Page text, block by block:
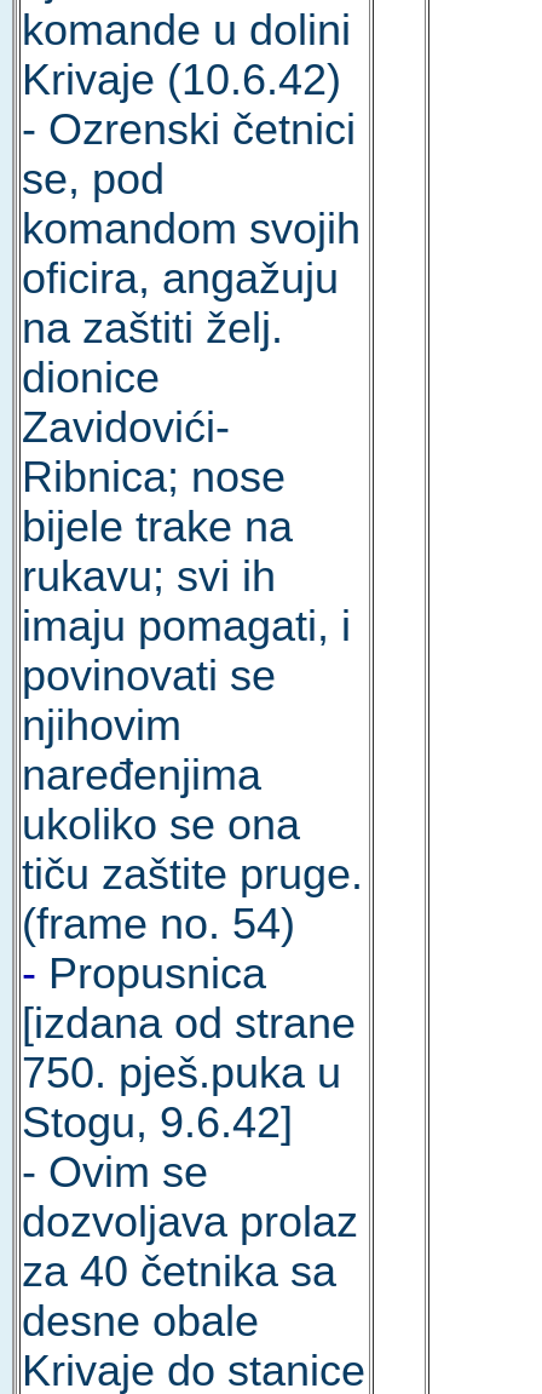
komande u dolini
Krivaje (10.6.42)
- Ozrenski četnici
se, pod
komandom svojih
oficira, angažuju
na zaštiti želj.
dionice
Zavidovići-
Ribnica; nose
bijele trake na
rukavu; svi ih
imaju pomagati, i
povinovati se
njihovim
naređenjima
ukoliko se ona
tiču zaštite pruge.
(frame no. 54)
- Propusnica
[izdana od strane
750. pješ.puka u
Stogu, 9.6.42]
- Ovim se
dozvoljava prolaz
za 40 četnika sa
desne obale
Krivaje do stanice